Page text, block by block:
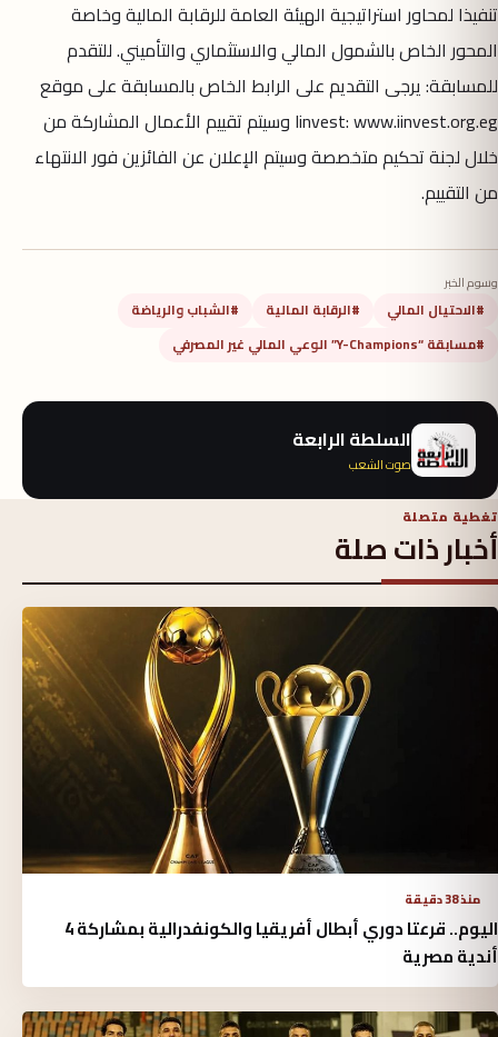
تنفيذا لمحاور استراتيجية الهيئة العامة للرقابة المالية وخاصة
المحور الخاص بالشمول المالي والاستثماري والتأميني. للتقدم
للمسابقة: يرجى التقديم على الرابط الخاص بالمسابقة على موقع
Iinvest: www.iinvest.org.eg وسيتم تقييم الأعمال المشاركة من
خلال لجنة تحكيم متخصصة وسيتم الإعلان عن الفائزين فور الانتهاء
من التقييم.
وسوم الخبر
#الاحتيال المالي #الرقابة المالية
#الشباب والرياضة
#مسابقة “Y-Champions” الوعي المالي غير المصرفي
السلطة الرابعة
صوت الشعب
تغطية متصلة
أخبار ذات صلة
منذ 38 دقيقة
اليوم.. قرعتا دوري أبطال أفريقيا والكونفدرالية بمشاركة 4
أندية مصرية